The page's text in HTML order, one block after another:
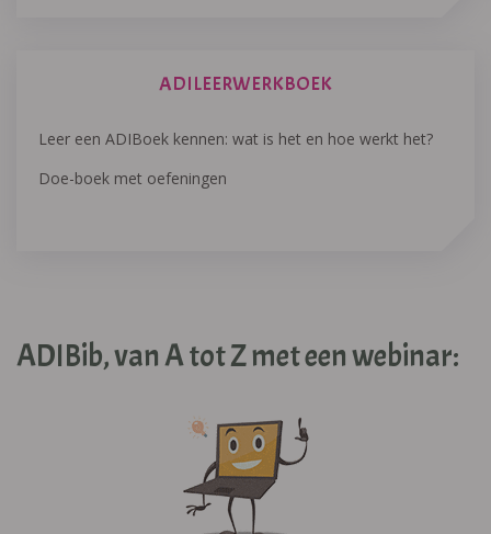
ADILEERWERKBOEK
Leer een ADIBoek kennen: wat is het en hoe werkt het?
Doe-boek met oefeningen
ADIBib, van A tot Z met een webinar: